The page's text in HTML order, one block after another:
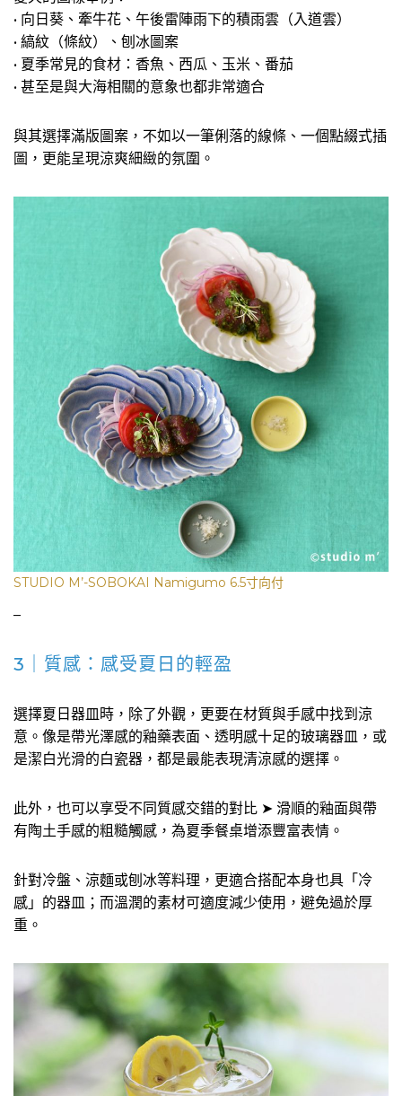
• 向日葵、牽牛花、午後雷陣雨下的積雨雲（入道雲）
• 縞紋（條紋）、刨冰圖案
• 夏季常見的食材：香魚、西瓜、玉米、番茄
• 甚至是與大海相關的意象也都非常適合
與其選擇滿版圖案，不如以一筆俐落的線條、一個點綴式插
圖，更能呈現涼爽細緻的氛圍。
STUDIO M’-SOBOKAI Namigumo 6.5寸向付
–
3｜質感：感受夏日的輕盈
選擇夏日器皿時，除了外觀，更要在材質與手感中找到涼
意。像是帶光澤感的釉藥表面、透明感十足的玻璃器皿，或
是潔白光滑的白瓷器，都是最能表現清涼感的選擇。
此外，也可以享受不同質感交錯的對比 ➤ 滑順的釉面與帶
有陶土手感的粗糙觸感，為夏季餐桌增添豐富表情。
針對冷盤、涼麵或刨冰等料理，更適合搭配本身也具「冷
感」的器皿；而溫潤的素材可適度減少使用，避免過於厚
重。